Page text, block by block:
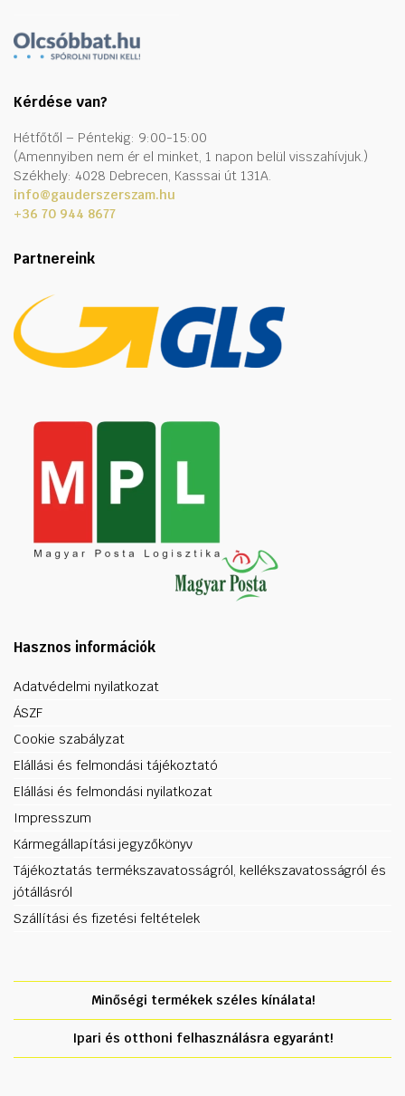
Kérdése van?
Hétfőtől – Péntekig: 9:00-15:00
(Amennyiben nem ér el minket, 1 napon belül visszahívjuk.)
Székhely: 4028 Debrecen, Kasssai út 131A.
info@gauderszerszam.hu
+36 70 944 8677
Partnereink
Hasznos információk
Adatvédelmi nyilatkozat
ÁSZF
Cookie szabályzat
Elállási és felmondási tájékoztató
Elállási és felmondási nyilatkozat
Impresszum
Kármegállapítási jegyzőkönyv
Tájékoztatás termékszavatosságról, kellékszavatosságról és
jótállásról
Szállítási és fizetési feltételek
Minőségi termékek széles kínálata!
Ipari és otthoni felhasználásra egyaránt!